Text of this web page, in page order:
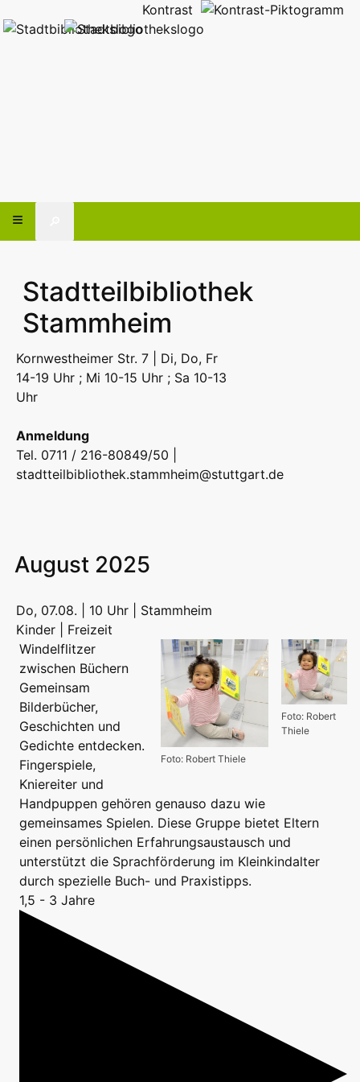
Kontrast
Stadtteilbibliothek
Stammheim
Kornwestheimer Str. 7 | Di, Do, Fr
14-19 Uhr ; Mi 10-15 Uhr ; Sa 10-13
Uhr
Anmeldung
Tel. 0711 / 216-80849/50 |
stadtteilbibliothek.stammheim@stuttgart.de
August 2025
Do, 07.08. | 10 Uhr | Stammheim
Kinder | Freizeit
Foto: Robert
Thiele
Foto: Robert Thiele
Windelflitzer
zwischen Büchern
Gemeinsam
Bilderbücher,
Geschichten und
Gedichte entdecken.
Fingerspiele,
Kniereiter und
Handpuppen gehören genauso dazu wie
gemeinsames Spielen. Diese Gruppe bietet Eltern
einen persönlichen Erfahrungsaustausch und
unterstützt die Sprachförderung im Kleinkindalter
durch spezielle Buch- und Praxistipps.
1,5 - 3 Jahre